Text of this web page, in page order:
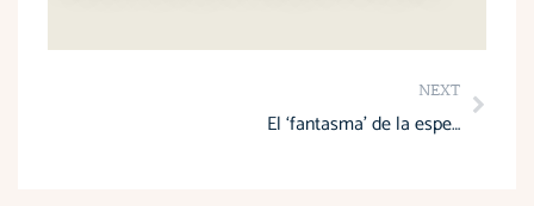
NEXT
El ‘fantasma’ de la especulación reaparece por alza del IVA y combustible